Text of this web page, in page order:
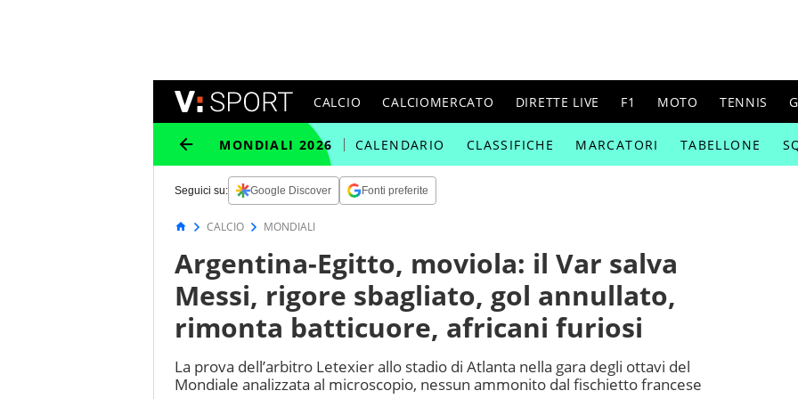
CALCIO CALCIOMERCATO DIRETTE LIVE F1 MOTO TENNIS
MONDIALI 2026 CALENDARIO CLASSIFICHE MARCATORI TABELLONE
Seguici su: Google Discover Fonti preferite
CALCIO MONDIALI
Argentina-Egitto, moviola: il Var salva
Messi, rigore sbagliato, gol annullato,
rimonta batticuore, africani furiosi
La prova dell’arbitro Letexier allo stadio di Atlanta nella gara degli ottavi del
Mondiale analizzata al microscopio, nessun ammonito dal fischietto francese